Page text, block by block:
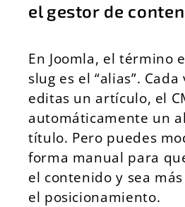
el gestor de
En Joomla, el término
slug es el “alias”.
editas un artículo, el
automáticamente un
título. Pero puedes
forma manual para
el contenido y sea
el posicionamiento.